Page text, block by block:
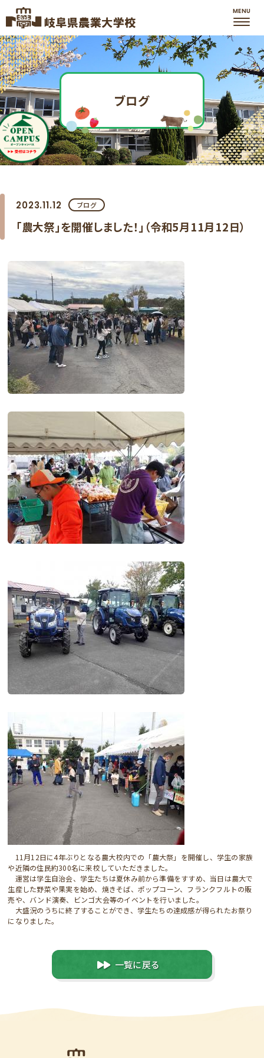
ブログ
2023.11.12 ブログ
「農大祭」を開催しました！」（令和5月11月12日）
11月12日に4年ぶりとなる農大校内での「農大祭」を開催し、学生の家族
や近隣の住民約300名に来校していただきました。
運営は学生自治会、学生たちは夏休み前から準備をすすめ、当日は農大で
生産した野菜や果実を始め、焼きそば、ポップコーン、フランクフルトの販
売や、バンド演奏、ビンゴ大会等のイベントを行いました。
大盛況のうちに終了することができ、学生たちの達成感が得られたお祭り
になりました。
一覧に戻る